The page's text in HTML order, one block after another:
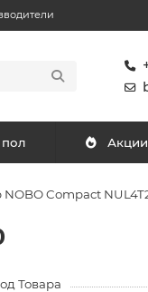
NOBO Compact
Товара